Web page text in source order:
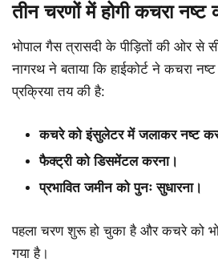
तीन चरणों में होगी कचरा नष्ट
भोपाल गैस त्रासदी के पीड़ितों की ओर से
नागरथ ने बताया कि हाईकोर्ट ने कचरा
प्रक्रिया तय की है:
कचरे को इंसुलेटर में जलाकर नष्ट
फैक्ट्री को डिसमेंटल करना।
प्रभावित जमीन को पुनः सुधारना।
पहला चरण शुरू हो चुका है और कचरे को
गया है।